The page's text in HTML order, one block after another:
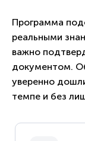
Программа
реальными
важно
документом.
уверенно
темпе и без